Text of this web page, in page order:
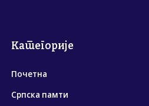
Категорије
Почетна
Српска памти